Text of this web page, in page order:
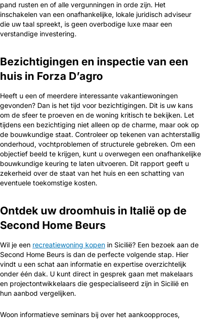
pand rusten en of alle vergunningen in orde zijn. Het
inschakelen van een onafhankelijke, lokale juridisch adviseur
die uw taal spreekt, is geen overbodige luxe maar een
verstandige investering.
Bezichtigingen en inspectie van een
huis in Forza D’agro
Heeft u een of meerdere interessante vakantiewoningen
gevonden? Dan is het tijd voor bezichtigingen. Dit is uw kans
om de sfeer te proeven en de woning kritisch te bekijken. Let
tijdens een bezichtiging niet alleen op de charme, maar ook op
de bouwkundige staat. Controleer op tekenen van achterstallig
onderhoud, vochtproblemen of structurele gebreken. Om een
objectief beeld te krijgen, kunt u overwegen een onafhankelijke
bouwkundige keuring te laten uitvoeren. Dit rapport geeft u
zekerheid over de staat van het huis en een schatting van
eventuele toekomstige kosten.
Ontdek uw droomhuis in Italië op de
Second Home Beurs
Wil je een recreatiewoning kopen in Sicilië? Een bezoek aan de
Second Home Beurs is dan de perfecte volgende stap. Hier
vindt u een schat aan informatie en expertise overzichtelijk
onder één dak. U kunt direct in gesprek gaan met makelaars
en projectontwikkelaars die gespecialiseerd zijn in Sicilië en
hun aanbod vergelijken.
Woon informatieve seminars bij over het aankoopproces,